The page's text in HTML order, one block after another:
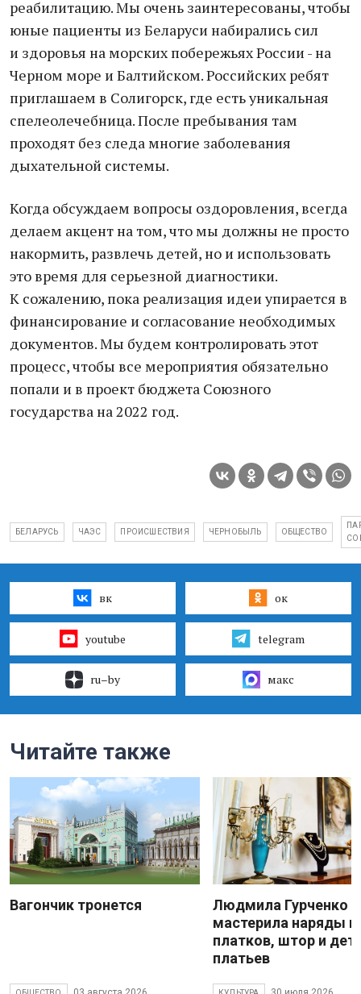
реабилитацию. Мы очень заинтересованы, чтобы
юные пациенты из Беларуси набирались сил
и здоровья на морских побережьях России - на
Черном море и Балтийском. Российских ребят
приглашаем в Солигорск, где есть уникальная
спелеолечебница. После пребывания там
проходят без следа многие заболевания
дыхательной системы.
Когда обсуждаем вопросы оздоровления, всегда
делаем акцент на том, что мы должны не просто
накормить, развлечь детей, но и использовать
это время для серьезной диагностики.
К сожалению, пока реализация идеи упирается в
финансирование и согласование необходимых
документов. Мы будем контролировать этот
процесс, чтобы все мероприятия обязательно
попали и в проект бюджета Союзного
государства на 2022 год.
БЕЛАРУСЬ ЧАЭС ПРОИСШЕСТВИЯ ЧЕРНОБЫЛЬ ОБЩЕСТВО
вк ок
youtube telegram
ru–by макс
Читайте также
Вагончик тронется
Людмила Гурченко
мастерила наряды
платков, штор и
платьев